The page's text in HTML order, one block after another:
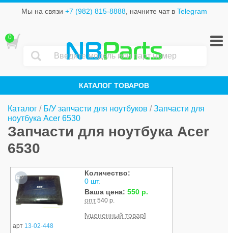
Мы на связи +7 (982) 815-8888, начните чат в Telegram
NBParts
КАТАЛОГ ТОВАРОВ
0
Каталог / Б/У запчасти для ноутбуков /Запчасти для
ноутбука Acer 6530
Запчасти для ноутбука Acer
6530
Б/У
арт 13-02-448
Количество:
0 шт.
Ваша цена: 550 р.
опт 540 р.
[уцененный товар]